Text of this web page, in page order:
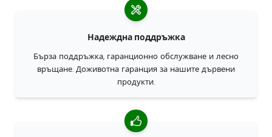
Надеждна поддръжка
Бърза поддръжка, гаранционно обслужване и лесно
връщане. Доживотна гаранция за нашите дървени
продукти.